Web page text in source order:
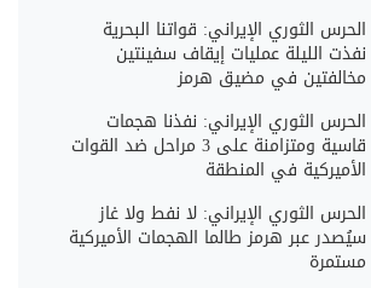
الحرس الثوري الإيراني: قواتنا البحرية
نفذت الليلة عمليات إيقاف سفينتين
مخالفتين في مضيق هرمز
الحرس الثوري الإيراني: نفذنا هجمات
قاسية ومتزامنة على 3 مراحل ضد القوات
الأميركية في المنطقة
الحرس الثوري الإيراني: لا نفط ولا غاز
سيُصدر عبر هرمز طالما الهجمات الأميركية
مستمرة